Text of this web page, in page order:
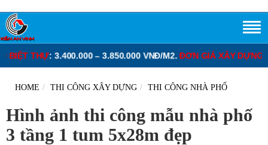
– 3.850.000 VNĐ/M2.ĐƠN GIÁ XÂY DỰNG TRỌN GÓI NHÀ PHỐ
HOME THI CÔNG XÂY DỰNG THI CÔNG NHÀ PHỐ
Hình ảnh thi công mẫu nhà phố
3 tầng 1 tum 5x28m đẹp